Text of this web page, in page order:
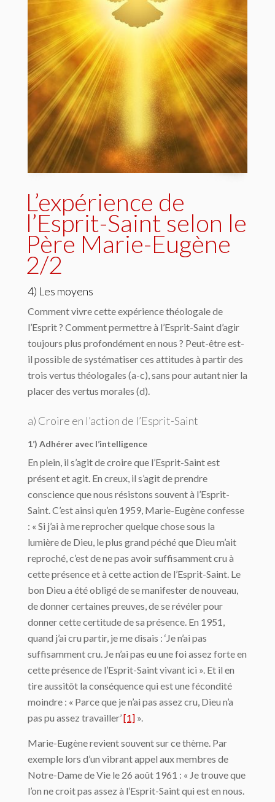
L’expérience de
l’Esprit-Saint selon le
Père Marie-Eugène
2/2
4) Les moyens
Comment vivre cette expérience théologale de
l’Esprit ? Comment permettre à l’Esprit-Saint d’agir
toujours plus profondément en nous ? Peut-être est-
il possible de systématiser ces attitudes à partir des
trois vertus théologales (a-c), sans pour autant nier la
placer des vertus morales (d).
a) Croire en l’action de l’Esprit-Saint
1’) Adhérer avec l’intelligence
En plein, il s’agit de croire que l’Esprit-Saint est
présent et agit. En creux, il s’agit de prendre
conscience que nous résistons souvent à l’Esprit-
Saint. C’est ainsi qu’en 1959, Marie-Eugène confesse
: « Si j’ai à me reprocher quelque chose sous la
lumière de Dieu, le plus grand péché que Dieu m’ait
reproché, c’est de ne pas avoir suffisamment cru à
cette présence et à cette action de l’Esprit-Saint. Le
bon Dieu a été obligé de se manifester de nouveau,
de donner certaines preuves, de se révéler pour
donner cette certitude de sa présence. En 1951,
quand j’ai cru partir, je me disais : ‘Je n’ai pas
suffisamment cru. Je n’ai pas eu une foi assez forte en
cette présence de l’Esprit-Saint vivant ici ». Et il en
tire aussitôt la conséquence qui est une fécondité
moindre : « Parce que je n’ai pas assez cru, Dieu n’a
pas pu assez travailler’[1] ».
Marie-Eugène revient souvent sur ce thème. Par
exemple lors d’un vibrant appel aux membres de
Notre-Dame de Vie le 26 août 1961 : « Je trouve que
l’on ne croit pas assez à l’Esprit-Saint qui est en nous.